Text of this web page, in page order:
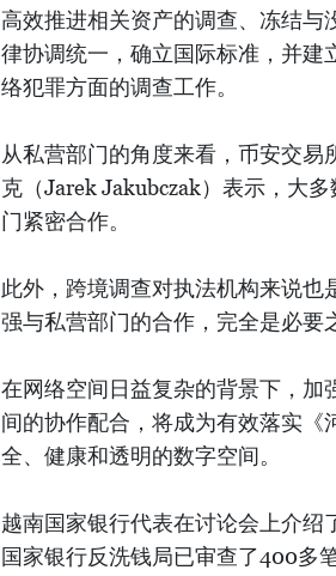
高效推进相关资产的调查、冻结
律协调统一，确立国际标准，并建
络犯罪方面的调查工作。
从私营部门的角度来看，币安交易
克（Jarek Jakubczak）表示，大
门紧密合作。
此外，跨境调查对执法机构来说
强与私营部门的合作，完全是必要
在网络空间日益复杂的背景下，加
间的协作配合，将成为有效落实
全、健康和透明的数字空间。
越南国家银行代表在讨论会上介
国家银行反洗钱局已审查了400多